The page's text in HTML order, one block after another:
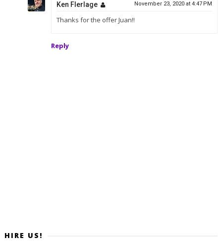
Ken Flerlage November 23, 2020 at 4:47 PM
Thanks for the offer Juan!!
Reply
HIRE US!